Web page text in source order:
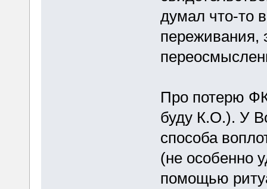
думал что-то
переживания,
Про потерю
буду К.О.). У
способа
(не особенно
помощью